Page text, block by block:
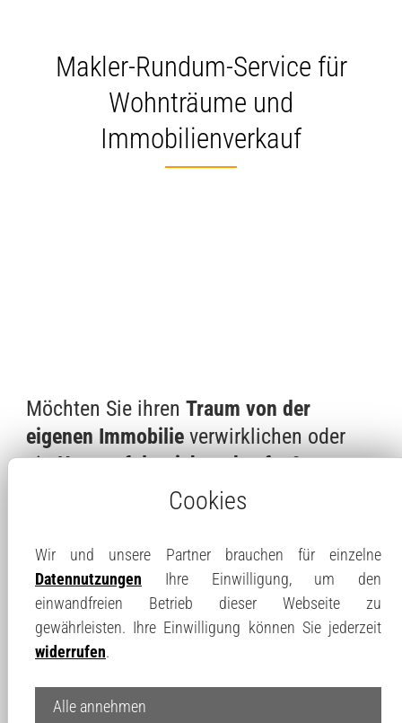
Makler-Rundum-Service für
Wohnträume und
Immobilienverkauf
Möchten Sie ihren Traum von der
eigenen Immobilieverwirklichen oder
einHaus erfolgreich verkaufen?
Fragen:
Was ist mein Haus wert?
Und welcher Preis lässt sich für die
Immobilie erzielen?
Wie finde ich meine Wunschimmobilie?
Cookies
Wir und unsere Partner brauchen für einzelne
Datennutzungen Ihre Einwilligung, um den
einwandfreien Betrieb dieser Webseite zu
gewährleisten. Ihre Einwilligung können Sie jederzeit
widerrufen.
Alle annehmen